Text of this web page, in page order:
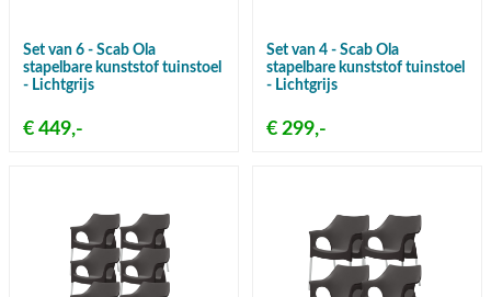
Set van 6 - Scab Ola
stapelbare kunststof tuinstoel
- Lichtgrijs
€ 449,-
Set van 4 - Scab Ola
stapelbare kunststof tuinstoel
- Lichtgrijs
€ 299,-